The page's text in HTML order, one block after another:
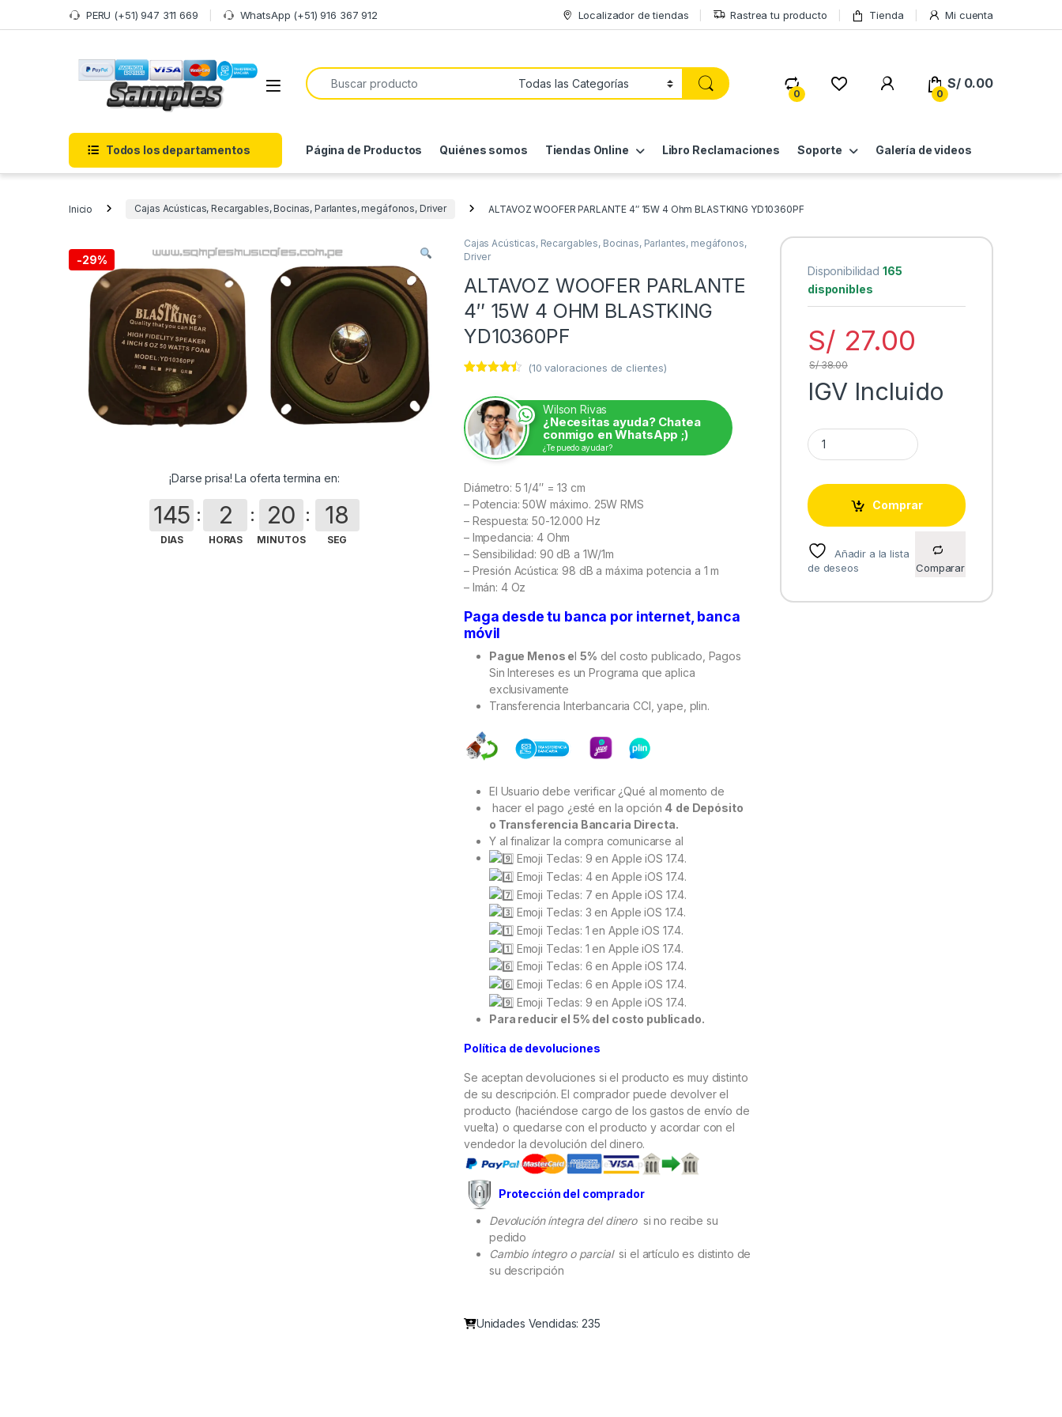
Saltar a navegación
saltar al contenidoPERU (+51) 947 311 669 WhatsApp (+51) 916 367 912 Localizador de tiendas Rastrea tu producto Tienda Mi cuenta
Buscar:
0 0
S/0.00
Todos los departamentos Página de Productos Quiénes somos Tiendas Online Libro Reclamaciones Soporte Galería de videos
Inicio Cajas Acústicas, Recargables, Bocinas, Parlantes, megáfonos, Driver ALTAVOZ WOOFER PARLANTE 4″ 15W 4 Ohm BLASTKING YD10360PF
-29%
¡Darse prisa! La oferta termina en:
145
DIAS
2
HORAS
20
MINUTOS
17
SEG
Cajas Acústicas, Recargables, Bocinas, Parlantes, megáfonos,
Driver
ALTAVOZ WOOFER PARLANTE
4″ 15W 4 OHM BLASTKING
YD10360PF
4.30
de 5 en
base a
valoracione
s de
clientes
(10 valoraciones de clientes)
Wilson Rivas
¿Necesitas ayuda? Chatea
conmigo en WhatsApp ;)
¿Te puedo ayudar?
Diámetro: 5 1/4″ = 13 cm
– Potencia: 50W máximo. 25W RMS
– Respuesta: 50-12.000 Hz
– Impedancia: 4 Ohm
– Sensibilidad: 90 dB a 1W/1m
– Presión Acústica: 98 dB a máxima potencia a 1 m
– Imán: 4 Oz
Paga desde tu banca por internet, banca
móvil
Pague Menos el 5% del costo publicado, Pagos
Sin Intereses es un Programa que aplica
exclusivamente
Transferencia Interbancaria CCI, yape, plin.
El Usuario debe verificar ¿Qué al momento de
hacer el pago ¿esté en la opción 4 de Depósito
o Transferencia Bancaria Directa.
Y al finalizar la compra comunicarse al
Para reducir el 5% del costo publicado.
Política de devoluciones
Se aceptan devoluciones si el producto es muy distinto
de su descripción. El comprador puede devolver el
producto (haciéndose cargo de los gastos de envío de
vuelta) o quedarse con el producto y acordar con el
vendedor la devolución del dinero.
Protección del comprador
Devolución íntegra del dinerosi no recibe su
pedido
Cambio íntegro o parcialsi el artículo es distinto de
su descripción
Unidades Vendidas: 235
Disponibilidad 165
disponibles
S/ 27.00
S/38.00
IGV Incluido
ALTAVOZ WOOFER PARLANTE 4" 15W 4 Ohm
Comprar
Añadir a la lista
de deseos
Comparar